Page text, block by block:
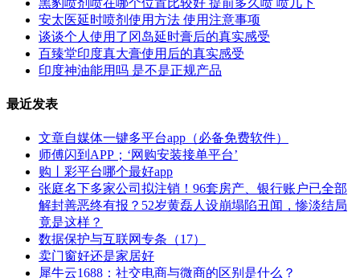
黑豹喷剂喷在哪个位置比较好 提前多久喷 喷几下
安太医延时喷剂使用方法 使用注意事项
谈谈个人使用了冈岛延时膏后的真实感受
百臻堂印度真大膏使用后的真实感受
印度神油能用吗 是不是正规产品
最近发表
文章自媒体一键多平台app（必备免费软件）
师傅闪到APP；‘网购安装接单平台’
购丨彩平台哪个最好app
张庭名下多家公司拟注销！96套房产、银行账户已全部
解封善恶终有报？52岁黄磊人设崩塌陷丑闻，惨淡结局
竟是这样？
数据保护与互联网专条（17）
卖门窗好还是家居好
犀牛云1688：社交电商与微商的区别是什么？